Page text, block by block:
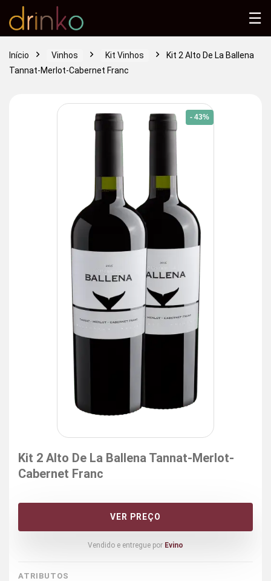
Início Vinhos Kit Vinhos
Kit 2 Alto De La Ballena
Tannat-Merlot-Cabernet Franc
- 43%
Kit 2 Alto De La Ballena Tannat-Merlot-
Cabernet Franc
VER PREÇO
Vendido e entregue por Evino
ATRIBUTOS
☰